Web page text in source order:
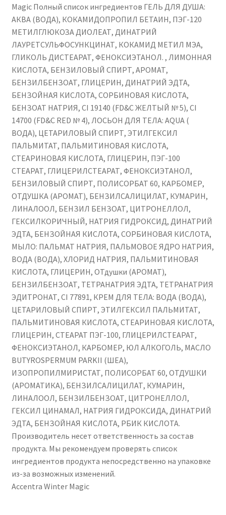
Magic Полный список ингредиентов ГЕЛЬ ДЛЯ ДУША:
АКВА (ВОДА), КОКАМИДОПРОПИЛ БЕТАИН, ПЭГ-120
МЕТИЛГЛЮКОЗА ДИОЛЕАТ, ДИНАТРИЙ
ЛАУРЕТСУЛЬФОСУНКЦИНАТ, КОКАМИД МЕТИЛ МЭА,
ГЛИКОЛЬ ДИСТЕАРАТ, ФЕНОКСИЭТАНОЛ. , ЛИМОННАЯ
КИСЛОТА, БЕНЗИЛОВЫЙ СПИРТ, АРОМАТ,
БЕНЗИЛБЕНЗОАТ, ГЛИЦЕРИН, ДИНАТРИЙ ЭДТА,
БЕНЗОЙНАЯ КИСЛОТА, СОРБИНОВАЯ КИСЛОТА,
БЕНЗОАТ НАТРИЯ, CI 19140 (FD&C ЖЕЛТЫЙ № 5), CI
14700 (FD&C RED № 4), ЛОСЬОН ДЛЯ ТЕЛА: AQUA (
ВОДА), ЦЕТАРИЛОВЫЙ СПИРТ, ЭТИЛГЕКСИЛ
ПАЛЬМИТАТ, ПАЛЬМИТИНОВАЯ КИСЛОТА,
СТЕАРИНОВАЯ КИСЛОТА, ГЛИЦЕРИН, ПЭГ-100
СТЕАРАТ, ГЛИЦЕРИЛСТЕАРАТ, ФЕНОКСИЭТАНОЛ,
БЕНЗИЛОВЫЙ СПИРТ, ПОЛИСОРБАТ 60, КАРБОМЕР,
ОТДУШКА (АРОМАТ), БЕНЗИЛСАЛИЦИЛАТ, КУМАРИН,
ЛИНАЛООЛ, БЕНЗИЛ БЕНЗОАТ, ЦИТРОНЕЛЛОЛ,
ГЕКСИЛКОРИЧНЫЙ, НАТРИЯ ГИДРОКСИД, ДИНАТРИЙ
ЭДТА, БЕНЗОЙНАЯ КИСЛОТА, СОРБИНОВАЯ КИСЛОТА,
МЫЛО: ПАЛЬМАТ НАТРИЯ, ПАЛЬМОВОЕ ЯДРО НАТРИЯ,
ВОДА (ВОДА), ХЛОРИД НАТРИЯ, ПАЛЬМИТИНОВАЯ
КИСЛОТА, ГЛИЦЕРИН, ОТдушки (АРОМАТ),
БЕНЗИЛБЕНЗОАТ, ТЕТРАНАТРИЯ ЭДТА, ТЕТРАНАТРИЯ
ЭДИТРОНАТ, CI 77891, КРЕМ ДЛЯ ТЕЛА: ВОДА (ВОДА),
ЦЕТАРИЛОВЫЙ СПИРТ, ЭТИЛГЕКСИЛ ПАЛЬМИТАТ,
ПАЛЬМИТИНОВАЯ КИСЛОТА, СТЕАРИНОВАЯ КИСЛОТА,
ГЛИЦЕРИН, СТЕАРАТ ПЭГ-100, ГЛИЦЕРИЛСТЕАРАТ,
ФЕНОКСИЭТАНОЛ, КАРБОМЕР, ЮЛ АЛКОГОЛЬ, МАСЛО
BUTYROSPERMUM PARKII (ШЕА),
ИЗОПРОПИЛМИРИСТАТ, ПОЛИСОРБАТ 60, ОТДУШКИ
(АРОМАТИКА), БЕНЗИЛСАЛИЦИЛАТ, КУМАРИН,
ЛИНАЛООЛ, БЕНЗИЛБЕНЗОАТ, ЦИТРОНЕЛЛОЛ,
ГЕКСИЛ ЦИНАМАЛ, НАТРИЯ ГИДРОКСИДА, ДИНАТРИЙ
ЭДТА, БЕНЗОЙНАЯ КИСЛОТА, РБИК КИСЛОТА.
Производитель несет ответственность за состав
продукта. Мы рекомендуем проверять список
ингредиентов продукта непосредственно на упаковке
из-за возможных изменений.
Accentra Winter Magic